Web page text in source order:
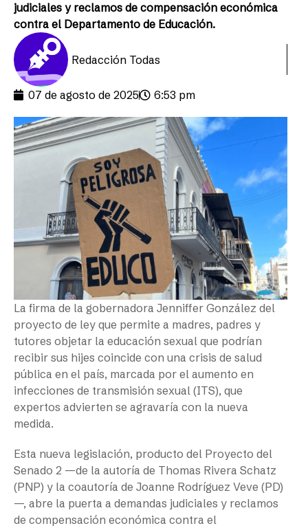
judiciales y reclamos de compensación económica
contra el Departamento de Educación.
Redacción Todas
07 de agosto de 2025 6:53 pm
La firma de la gobernadora Jenniffer González del
proyecto de ley que permite a madres, padres y
tutores objetar la educación sexual que podrían
recibir sus hijes coincide con una crisis de salud
pública en el país, marcada por el aumento en
infecciones de transmisión sexual (ITS), que
expertos advierten se agravaría con la nueva
medida.
Esta nueva legislación, producto del Proyecto del
Senado 2 —de la autoría de Thomas Rivera Schatz
(PNP) y la coautoría de Joanne Rodríguez Veve (PD)
—, abre la puerta a demandas judiciales y reclamos
de compensación económica contra el